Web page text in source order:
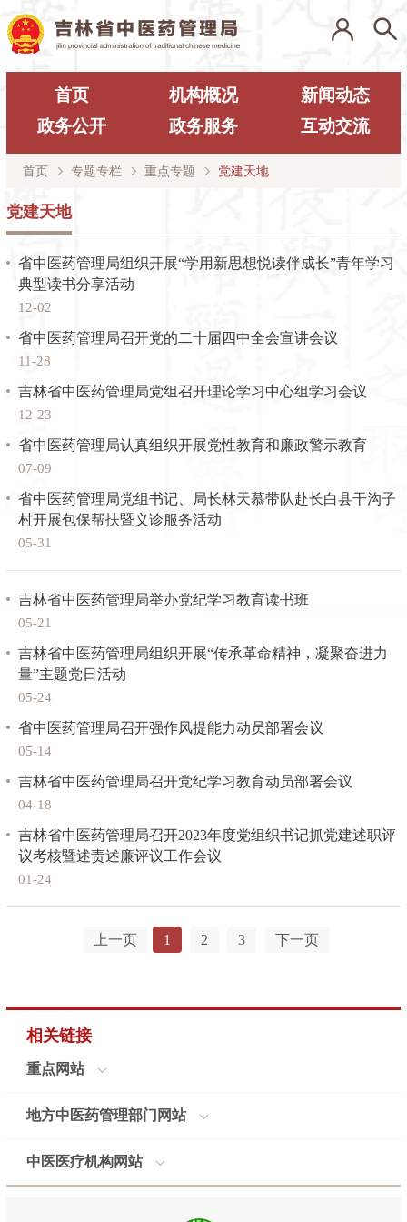
首页 机构概况
新闻动态
政务公开
政务服务 互动交流
首页 专题专栏 重点专题 党建天地
党建天地
省中医药管理局组织开展“学用新思想悦读伴成长”青年学习
典型读书分享活动
12-02
省中医药管理局召开党的二十届四中全会宣讲会议
11-28
吉林省中医药管理局党组召开理论学习中心组学习会议
12-23
省中医药管理局认真组织开展党性教育和廉政警示教育
07-09
省中医药管理局党组书记、局长林天慕带队赴长白县干沟子
村开展包保帮扶暨义诊服务活动
05-31
吉林省中医药管理局举办党纪学习教育读书班
05-21
吉林省中医药管理局组织开展“传承革命精神，凝聚奋进力
量”主题党日活动
05-24
省中医药管理局召开强作风提能力动员部署会议
05-14
吉林省中医药管理局召开党纪学习教育动员部署会议
04-18
吉林省中医药管理局召开2023年度党组织书记抓党建述职评
议考核暨述责述廉评议工作会议
01-24
上一页 1 2 3 下一页
相关链接
重点网站
地方中医药管理部门网站
中医医疗机构网站